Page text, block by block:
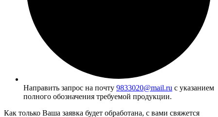
Направить запрос на почту 9833020@mail.ru с указанием
полного обозначения требуемой продукции.
Как только Ваша заявка будет обработана, с вами свяжется